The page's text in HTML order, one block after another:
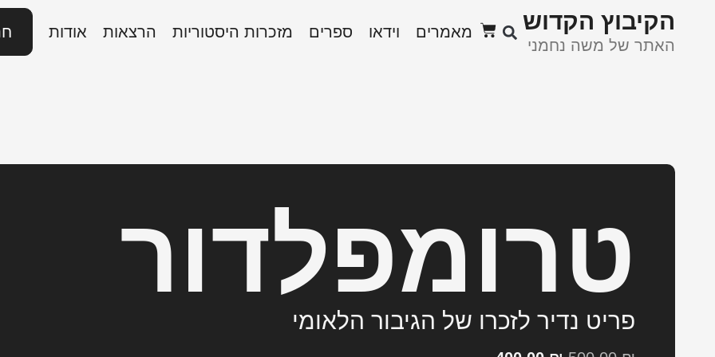
ﬣקיבוץ ﬣקדוש
האתר של משה נחמני
מאמרים וידאו ספרים מזכרות היסטוריות הרצאות אודות
טרומפלדור
פריט נדיר לזכרו של הגיבור הלאומי